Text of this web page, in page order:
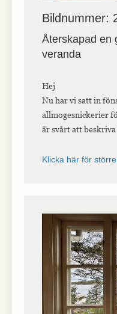
Bildnummer:
Återskapad en
veranda
Hej
Nu har vi satt in
allmogesnickerier
är svårt att
Klicka här för